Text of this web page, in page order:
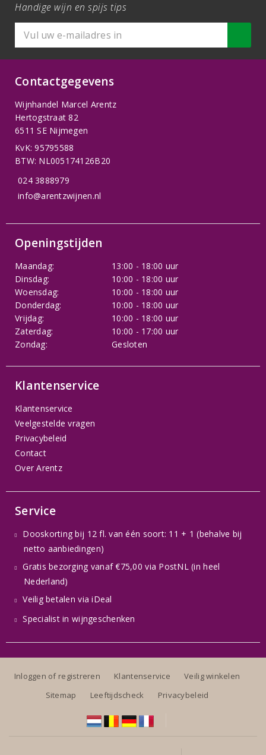
Handige wijn en spijs tips
Contactgegevens
Wijnhandel Marcel Arentz
Hertogstraat 82
6511 SE Nijmegen
KvK: 95795588
BTW: NL005174126B20
024 3888979
info@arentzwijnen.nl
Openingstijden
Maandag:
13:00 - 18:00 uur
Dinsdag:
10:00 - 18:00 uur
Woensdag:
10:00 - 18:00 uur
Donderdag:
10:00 - 18:00 uur
Vrijdag:
10:00 - 18:00 uur
Zaterdag:
10:00 - 17:00 uur
Zondag:
Gesloten
Klantenservice
Klantenservice
Veelgestelde vragen
Privacybeleid
Contact
Over Arentz
Service
Dooskorting bij 12 fl. van één soort: 11 + 1 (behalve bij
netto aanbiedingen)
Gratis bezorging vanaf €75,00 via PostNL (in heel
Nederland)
Veilig betalen via iDeal
Specialist in wijngeschenken
Inloggen of registreren Klantenservice
Veilig winkelen
Sitemap
Leeftijdscheck Privacybeleid